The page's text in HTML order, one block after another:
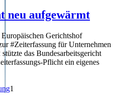
neu aufgewärmt
Gerichtshof
#Zeiterfassung für Unternehmen
das Bundesarbeitsgericht
Pflicht ein eigenes
1